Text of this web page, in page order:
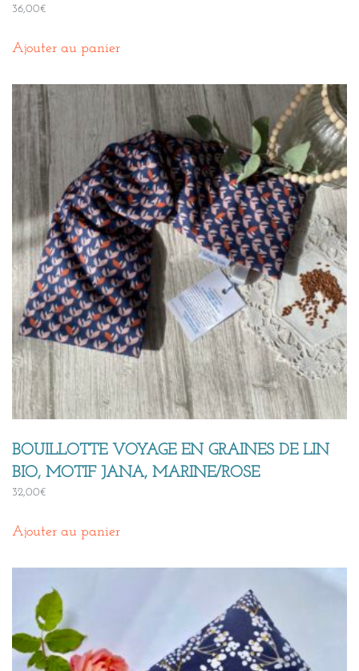
36,00€
Ajouter au panier
BOUILLOTTE VOYAGE EN GRAINES DE LIN
BIO, MOTIF JANA, MARINE/ROSE
32,00€
Ajouter au panier